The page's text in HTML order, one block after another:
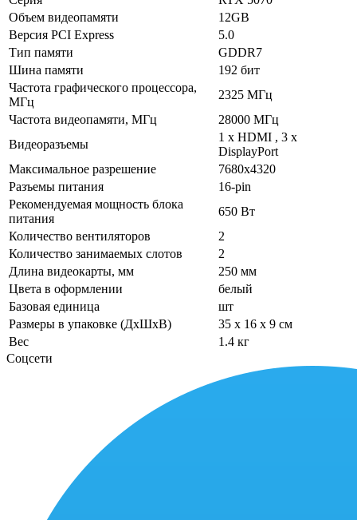
Объем видеопамяти
12GB
Версия PCI Express
5.0
Тип памяти
GDDR7
Шина памяти
192 бит
Частота графического процессора,
МГц
2325 МГц
Частота видеопамяти, МГц
28000 МГц
Видеоразъемы
1 х HDMI , 3 х
DisplayPort
Максимальное разрешение
7680х4320
Разъемы питания
16-pin
Рекомендуемая мощность блока
питания
650 Вт
Количество вентиляторов
2
Количество занимаемых слотов
2
Длина видеокарты, мм
250 мм
Цвета в оформлении
белый
Базовая единица
шт
Размеры в упаковке (ДхШхВ)
35 x 16 x 9 см
Вес
1.4 кг
Соцсети